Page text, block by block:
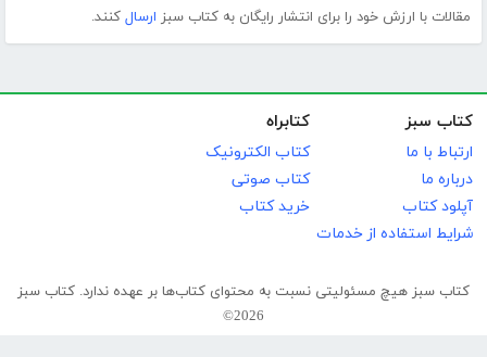
مقالات با ارزش خود را برای انتشار رایگان به کتاب سبز ارسال کنند.
کتاب سبز
ارتباط با ما
درباره ما
آپلود کتاب
شرایط استفاده از خدمات
کتابراه
کتاب الکترونیک
کتاب صوتی
خرید کتاب
کتاب سبز هیچ مسئولیتی نسبت به محتوای کتاب‌ها بر عهده ندارد. کتاب سبز
2026©